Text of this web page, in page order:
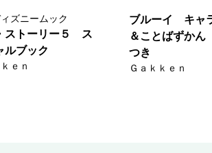
ズニームック
ストーリー５ ス
ルブック
ｅｎ
ブルーイ キャ
＆ことばずか
つき
Ｇａｋｋｅｎ